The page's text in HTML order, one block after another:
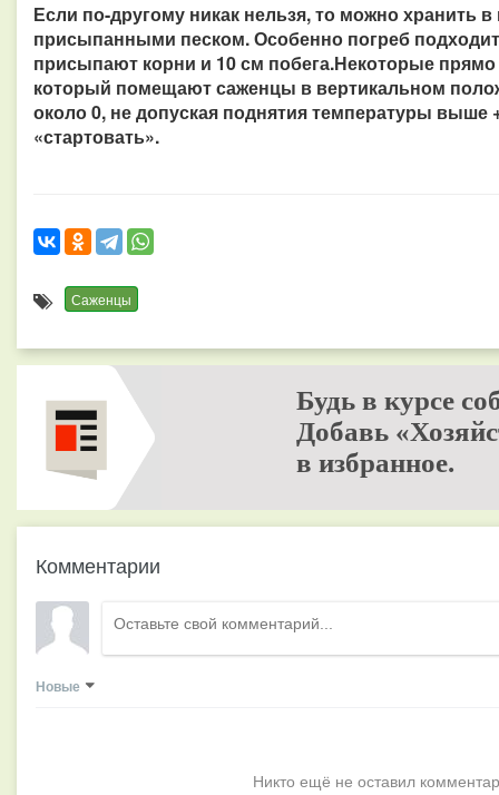
Если по-другому никак нельзя, то можно хранить
присыпанными песком. Особенно погреб
присыпают корни и 10 см побега.Некоторые
который помещают саженцы в вертикальном
около 0, не допуская поднятия температуры выше
«стартовать».
Саженцы
Будь в курсе
Добавь
в избранное.
Комментарии
Новые
Никто ещё не оставил